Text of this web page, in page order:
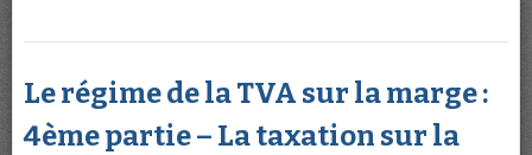
Le régime de la TVA sur la marge :
4ème partie – La taxation sur la